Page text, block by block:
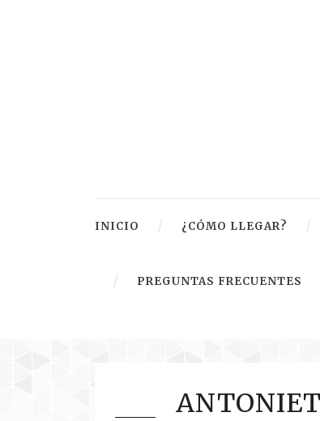
INICIO ¿CÓMO LLEGAR?
PREGUNTAS FRECUENTES